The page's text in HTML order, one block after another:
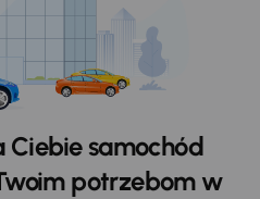
samochód
potrzebom w